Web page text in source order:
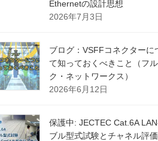
Ethernetの設計思想
2026年7月3日
ブログ：VSFFコネクターに
て知っておくべきこと（フ
ク・ネットワークス）
2026年6月12日
保護中: JECTEC Cat.6A
ブル型式試験とチャネル評